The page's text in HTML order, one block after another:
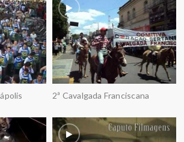
2ª Cavalgada Franciscana